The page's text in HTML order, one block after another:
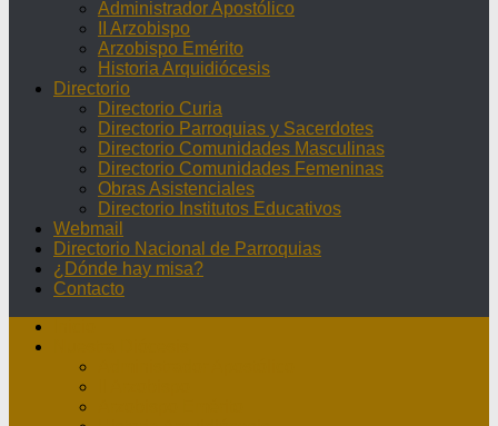
Administrador Apostólico
II Arzobispo
Arzobispo Emérito
Historia Arquidiócesis
Directorio
Directorio Curia
Directorio Parroquias y Sacerdotes
Directorio Comunidades Masculinas
Directorio Comunidades Femeninas
Obras Asistenciales
Directorio Institutos Educativos
Webmail
Directorio Nacional de Parroquias
¿Dónde hay misa?
Contacto